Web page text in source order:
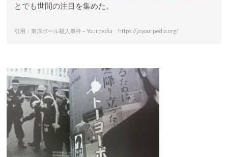
とでも世間の注目を集めた。
引用：東洋ボール殺人事件 – Yourpedia https://ja.yourpedia.org/